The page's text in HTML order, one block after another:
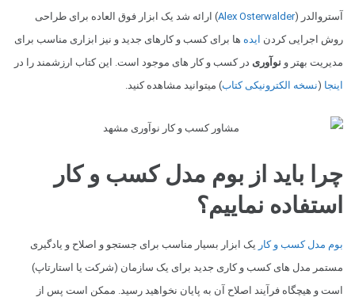
آستروالدر (Alex Osterwalder) ارائه شد یک ابزار فوق العاده برای طراحی
روش اجرایی کردن ایده ها برای کسب و کارهای جدید و نیز ابزاری مناسب برای
مدیریت بهتر و نوآوری در کسب و کار های موجود است. این کتاب ارزشمند را در
اینجا (نسخه الکترونیکی کتاب) میتوانید مشاهده کنید.
چرا باید از بوم مدل کسب و کار
استفاده نماییم؟
بوم مدل کسب و کار یک ابزار بسیار مناسب برای جستجو و اصلاح و یادگیری
مستمر مدل های کسب و کاری جدید برای یک سازمان (شرکت یا استارتاپ)
است و هیچگاه فرآیند اصلاح آن به پایان نخواهید رسید. ممکن است پس از